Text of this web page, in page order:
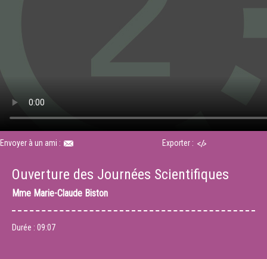
Envoyer à un ami : Exporter :
Ouverture des Journées Scientifiques
Mme Marie-Claude Biston
Durée : 09:07